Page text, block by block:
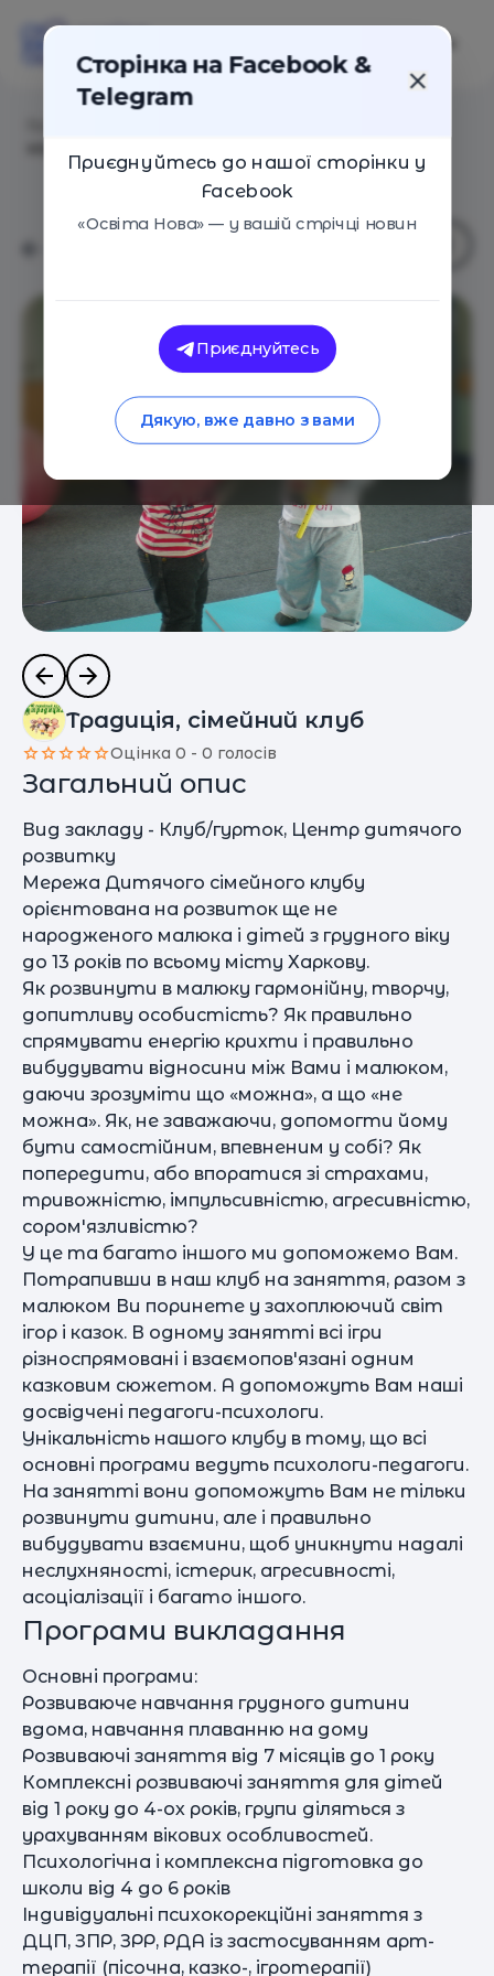
Традиція, сімейний клуб
Оцінка 0 - 0 голосів
Загальний опис
Вид закладу - Клуб/гурток, Центр дитячого
розвитку
Мережа Дитячого сімейного клубу
орієнтована на розвиток ще не
народженого малюка і дітей з грудного віку
до 13 років по всьому місту Харкову.
Як розвинути в малюку гармонійну, творчу,
допитливу особистість? Як правильно
спрямувати енергію крихти і правильно
вибудувати відносини між Вами і малюком,
даючи зрозуміти що «можна», а що «не
можна». Як, не заважаючи, допомогти йому
бути самостійним, впевненим у собі? Як
попередити, або впоратися зі страхами,
тривожністю, імпульсивністю, агресивністю,
сором'язливістю?
У це та багато іншого ми допоможемо Вам.
Потрапивши в наш клуб на заняття, разом з
малюком Ви поринете у захоплюючий світ
ігор і казок. В одному занятті всі ігри
різноспрямовані і взаємопов'язані одним
казковим сюжетом. А допоможуть Вам наші
досвідчені педагоги-психологи.
Унікальність нашого клубу в тому, що всі
основні програми ведуть психологи-педагоги.
На занятті вони допоможуть Вам не тільки
розвинути дитини, але і правильно
вибудувати взаємини, щоб уникнути надалі
неслухняності, істерик, агресивності,
асоціалізації і багато іншого.
Програми викладання
Основні програми:
Розвиваюче навчання грудного дитини
вдома, навчання плаванню на дому
Розвиваючі заняття від 7 місяців до 1 року
Комплексні розвиваючі заняття для дітей
від 1 року до 4-ох років, групи діляться з
урахуванням вікових особливостей.
Психологічна і комплексна підготовка до
школи від 4 до 6 років
Індивідуальні психокорекційні заняття з
ДЦП, ЗПР, ЗРР, РДА із застосуванням арт-
терапії (пісочна, казко-, ігротерапії)
Сторінка на Facebook &
Telegram
Приєднуйтесь до нашої сторінки у
Facebook
«Освіта Нова» — у вашій стрічці новин
Приєднуйтесь
Дякую, вже давно з вами